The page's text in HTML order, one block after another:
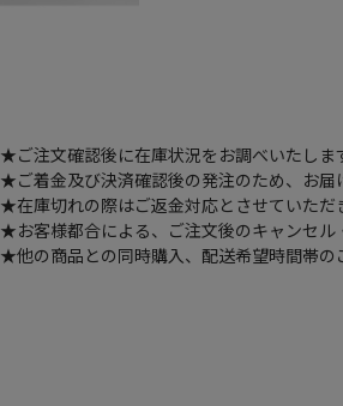
★ご注文確認後に在庫状況をお調べいたしま
★ご着金及び決済確認後の発注のため、お
★在庫切れの際はご返金対応とさせていただ
★お客様都合による、ご注文後のキャンセル
★他の商品との同時購入、配送希望時間帯の